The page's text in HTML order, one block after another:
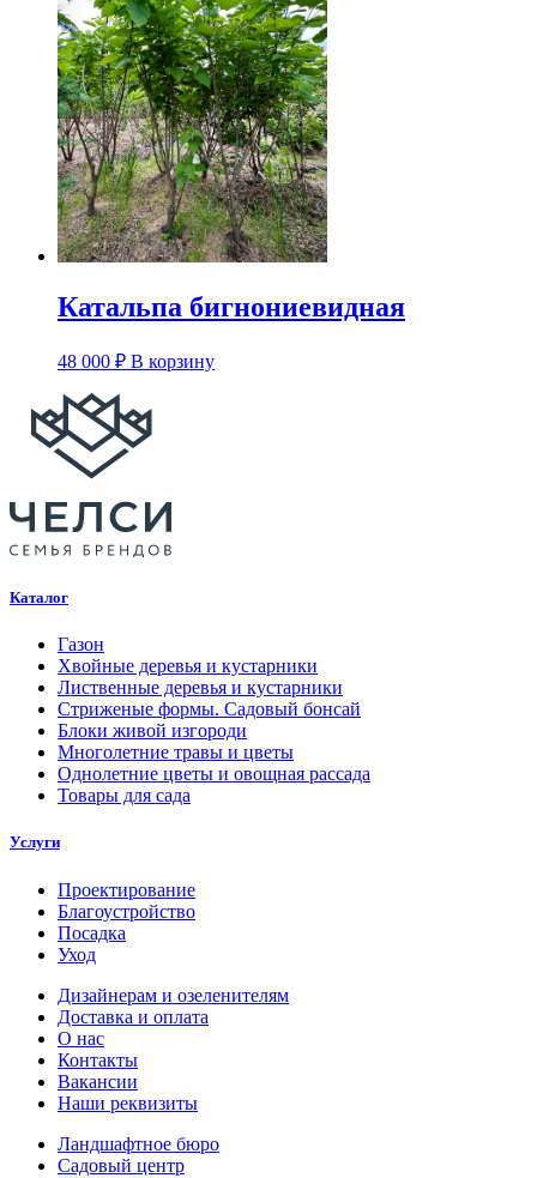
Катальпа бигнониевидная
48 000 ₽ В корзину
Каталог
Газон
Хвойные деревья и кустарники
Лиственные деревья и кустарники
Стриженые формы. Садовый бонсай
Блоки живой изгороди
Многолетние травы и цветы
Однолетние цветы и овощная рассада
Товары для сада
Услуги
Проектирование
Благоустройство
Посадка
Уход
Дизайнерам и озеленителям
Доставка и оплата
О нас
Контакты
Вакансии
Наши реквизиты
Ландшафтное бюро
Садовый центр